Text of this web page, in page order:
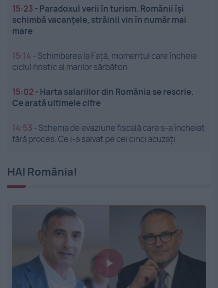
15:23 - Paradoxul verii în turism. Românii își
schimbă vacanțele, străinii vin în număr mai
mare
15:14 - Schimbarea la Față, momentul care încheie
ciclul hristic al marilor sărbători
15:02 - Harta salariilor din România se rescrie.
Ce arată ultimele cifre
14:53 - Schema de evaziune fiscală care s-a încheiat
fără proces. Ce i-a salvat pe cei cinci acuzați
HAI România!